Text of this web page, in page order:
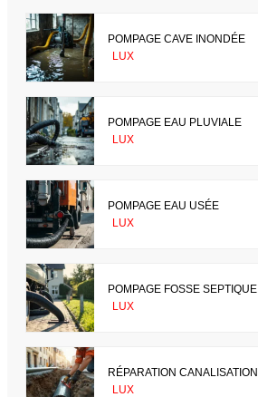
POMPAGE CAVE INONDÉE
LUX
POMPAGE EAU PLUVIALE
LUX
POMPAGE EAU USÉE
LUX
POMPAGE FOSSE SEPTIQUE
LUX
RÉPARATION CANALISATION
LUX